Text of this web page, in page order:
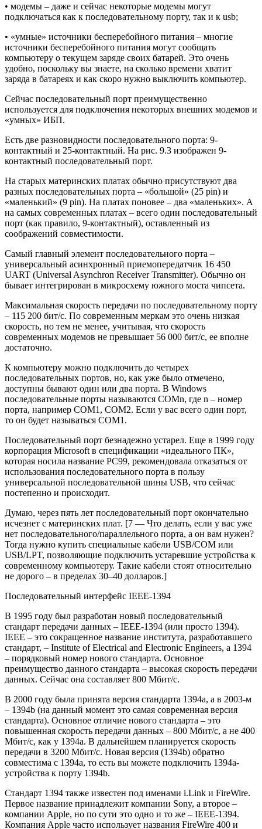
• модемы – даже и сейчас некоторые модемы могут
подключаться как к последовательному порту, так и к usb;
• «умные» источники бесперебойного питания – многие
источники бесперебойного питания могут сообщать
компьютеру о текущем заряде своих батарей. Это очень
удобно, поскольку вы знаете, на сколько времени хватит
заряда в батареях и как скоро нужно выключить компьютер.
Сейчас последовательный порт преимущественно
используется для подключения некоторых внешних модемов и
«умных» ИБП.
Есть две разновидности последовательного порта: 9-
контактный и 25-контактный. На рис. 9.3 изображен 9-
контактный последовательный порт.
На старых материнских платах обычно присутствуют два
разных последовательных порта – «большой» (25 pin) и
«маленький» (9 pin). На платах поновее – два «маленьких». А
на самых современных платах – всего один последовательный
порт (как правило, 9-контактный), оставленный из
соображений совместимости.
Самый главный элемент последовательного порта –
универсальный асинхронный приемопередатчик 16 450
UART (Universal Asynchron Receiver Transmitter). Обычно он
бывает интегрирован в микросхему южного моста чипсета.
Максимальная скорость передачи по последовательному порту
– 115 200 бит/с. По современным меркам это очень низкая
скорость, но тем не менее, учитывая, что скорость
современных модемов не превышает 56 000 бит/с, ее вполне
достаточно.
К компьютеру можно подключить до четырех
последовательных портов, но, как уже было отмечено,
доступны бывают один или два порта. В Windows
последовательные порты называются COMn, где n – номер
порта, например COM1, COM2. Если у вас всего один порт,
то он будет называться COM1.
Последовательный порт безнадежно устарел. Еще в 1999 году
корпорация Microsoft в спецификации «идеального ПК»,
которая носила название PC99, рекомендовала отказаться от
использования последовательного порта в пользу
универсальной последовательной шины USB, что сейчас
постепенно и происходит.
Думаю, через пять лет последовательный порт окончательно
исчезнет с материнских плат. [7 — Что делать, если у вас уже
нет последовательного/параллельного порта, а он вам нужен?
Тогда нужно купить специальные кабели USB/COM или
USB/LPT, позволяющие подключить устаревшие устройства к
современному компьютеру. Такие кабели стоят относительно
не дорого – в пределах 30–40 долларов.]
Последовательный интерфейс IEEE-1394
В 1995 году был разработан новый последовательный
стандарт передачи данных – IEEE-1394 (или просто 1394).
IEEE – это сокращенное название института, разработавшего
стандарт, – Institute of Electrical and Electronic Engineers, а 1394
– порядковый номер нового стандарта. Основное
преимущество данного стандарта – высокая скорость передачи
данных. Сейчас она составляет 800 Мбит/с.
В 2000 году была принята версия стандарта 1394a, а в 2003-м
– 1394b (на данный момент это самая современная версия
стандарта). Основное отличие нового стандарта – это
повышенная скорость передачи данных – 800 Мбит/с, а не 400
Мбит/с, как у 1394a. В дальнейшем планируется скорость
передачи в 3200 Мбит/с. Новая версия (1394b) обратно
совместима с 1394a, то есть вы можете подключить 1394a-
устройства к порту 1394b.
Стандарт 1394 также известен под именами i.Link и FireWire.
Первое название принадлежит компании Sony, а второе –
компании Apple, но по сути это одно и то же – IEEE-1394.
Компания Apple часто использует названия FireWire 400 и